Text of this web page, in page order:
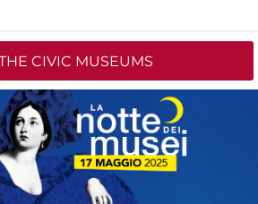
CIVIC MUSEUMS